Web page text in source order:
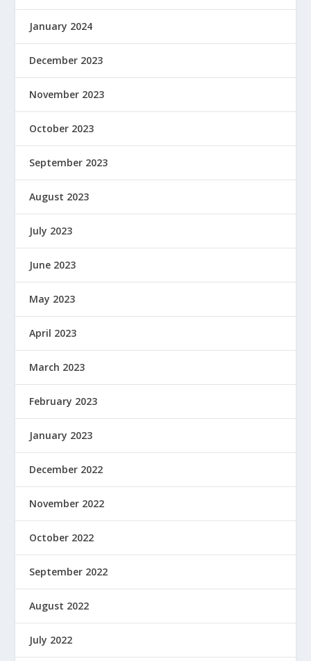
January 2024
December 2023
November 2023
October 2023
September 2023
August 2023
July 2023
June 2023
May 2023
April 2023
March 2023
February 2023
January 2023
December 2022
November 2022
October 2022
September 2022
August 2022
July 2022